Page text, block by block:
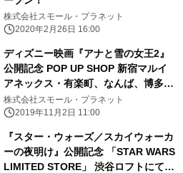
や札幌店限定アートを使った 限定商品
が盛りだくさん♪
株式会社スモール・プラネット
2020年2月26日 16:00
ディズニー映画『アナと雪の女王2』
公開記念 POP UP SHOP 新宿マルイ
アネックス・有楽町、なんば、博多マ
ルイにて 11/3（日・祝）より期間限定
で順次オープン！
株式会社スモール・プラネット
2019年11月2日 11:00
『スター・ウォーズ／スカイウォーカ
ーの夜明け』公開記念 「STAR WARS
LIMITED STORE」 渋谷ロフトにて10